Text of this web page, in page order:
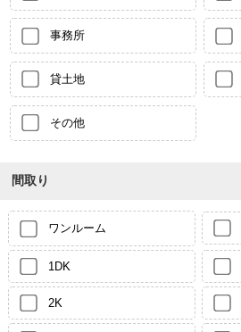
事務所
貸土地
その他
間取り
ワンルーム
1DK
2K